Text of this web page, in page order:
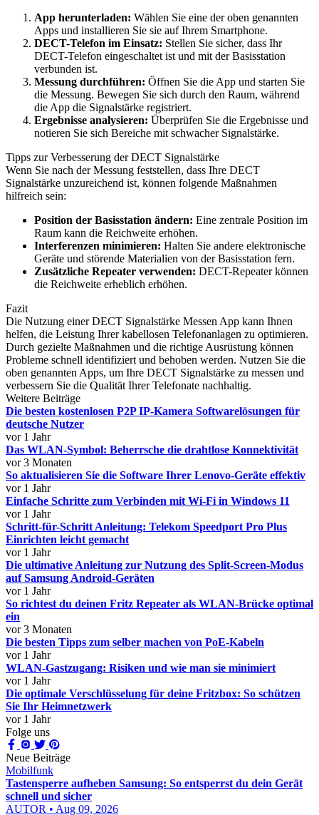
App herunterladen: Wählen Sie eine der oben genannten
Apps und installieren Sie sie auf Ihrem Smartphone.
DECT-Telefon im Einsatz: Stellen Sie sicher, dass Ihr
DECT-Telefon eingeschaltet ist und mit der Basisstation
verbunden ist.
Messung durchführen: Öffnen Sie die App und starten Sie
die Messung. Bewegen Sie sich durch den Raum, während
die App die Signalstärke registriert.
Ergebnisse analysieren: Überprüfen Sie die Ergebnisse und
notieren Sie sich Bereiche mit schwacher Signalstärke.
Tipps zur Verbesserung der DECT Signalstärke
Wenn Sie nach der Messung feststellen, dass Ihre DECT
Signalstärke unzureichend ist, können folgende Maßnahmen
hilfreich sein:
Position der Basisstation ändern: Eine zentrale Position im
Raum kann die Reichweite erhöhen.
Interferenzen minimieren: Halten Sie andere elektronische
Geräte und störende Materialien von der Basisstation fern.
Zusätzliche Repeater verwenden: DECT-Repeater können
die Reichweite erheblich erhöhen.
Fazit
Die Nutzung einer DECT Signalstärke Messen App kann Ihnen
helfen, die Leistung Ihrer kabellosen Telefonanlagen zu optimieren.
Durch gezielte Maßnahmen und die richtige Ausrüstung können
Probleme schnell identifiziert und behoben werden. Nutzen Sie die
oben genannten Apps, um Ihre DECT Signalstärke zu messen und
verbessern Sie die Qualität Ihrer Telefonate nachhaltig.
Weitere Beiträge
Die besten kostenlosen P2P IP-Kamera Softwarelösungen für
deutsche Nutzer
vor 1 Jahr
Das WLAN-Symbol: Beherrsche die drahtlose Konnektivität
vor 3 Monaten
So aktualisieren Sie die Software Ihrer Lenovo-Geräte effektiv
vor 1 Jahr
Einfache Schritte zum Verbinden mit Wi-Fi in Windows 11
vor 1 Jahr
Schritt-für-Schritt Anleitung: Telekom Speedport Pro Plus
Einrichten leicht gemacht
vor 1 Jahr
Die ultimative Anleitung zur Nutzung des Split-Screen-Modus
auf Samsung Android-Geräten
vor 1 Jahr
So richtest du deinen Fritz Repeater als WLAN-Brücke optimal
ein
vor 3 Monaten
Die besten Tipps zum selber machen von PoE-Kabeln
vor 1 Jahr
WLAN-Gastzugang: Risiken und wie man sie minimiert
vor 1 Jahr
Die optimale Verschlüsselung für deine Fritzbox: So schützen
Sie Ihr Heimnetzwerk
vor 1 Jahr
Folge uns
Neue Beiträge
Mobilfunk
Tastensperre aufheben Samsung: So entsperrst du dein Gerät
schnell und sicher
AUTOR • Aug 09, 2026